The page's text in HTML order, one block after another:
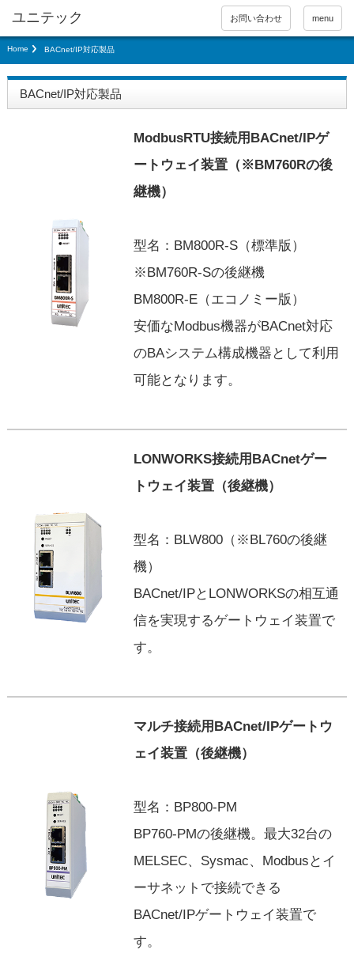
お問い合わせ menu
Home BACnet/IP対応製品
BACnet/IP対応製品
ModbusRTU接続用BACnet/IPゲ
ートウェイ装置（※BM760Rの後
継機）
型名：BM800R-S（標準版）
※BM760R-Sの後継機
BM800R-E（エコノミー版）
安価なModbus機器がBACnet対応
のBAシステム構成機器として利用
可能となります。
LONWORKS接続用BACnetゲー
トウェイ装置（後継機）
型名：BLW800（※BL760の後継
機）
BACnet/IPとLONWORKSの相互通
信を実現するゲートウェイ装置で
す。
マルチ接続用BACnet/IPゲートウ
ェイ装置（後継機）
型名：BP800-PM
BP760-PMの後継機。最大32台の
MELSEC、Sysmac、Modbusとイ
ーサネットで接続できる
BACnet/IPゲートウェイ装置で
す。